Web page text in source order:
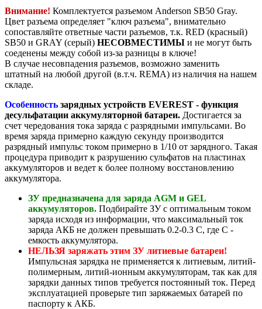
Внимание! Комплектуется разъемом Anderson SB50 Gray.
Цвет разъема определяет "ключ разъема", внимательно
сопоставляйте ответные части разъемов, т.к. RED (красный)
SB50 и GRAY (серый) НЕСОВМЕСТИМЫ и не могут быть
соеденены между собой из-за разницы в ключе!
В случае несовпадения разъемов, возможно заменить
штатный на любой другой (в.т.ч. REMA) из наличия на нашем
складе.
Особенность зарядных устройств EVEREST - функция
десульфатации аккумуляторной батареи. Достигается за
счет чередования тока заряда с разрядными импульсами. Во
время заряда примерно каждую секунду производится
разрядный импульс током примерно в 1/10 от зарядного. Такая
процедура приводит к разрушению сульфатов на пластинах
аккумуляторов и ведет к более полному восстановлению
аккумулятора.
ЗУ предназначена для заряда AGM и GEL
аккумуляторов. Подбирайте ЗУ с оптимальным током
заряда исходя из информации, что максимальный ток
заряда АКБ не должен превышать 0.2-0.3 С, где С -
емкость аккумулятора.
НЕЛЬЗЯ заряжать этим ЗУ литиевые батареи!
Импульсная зарядка не применяется к литиевым, литий-
полимерным, литий-ионным аккумуляторам, так как для
зарядки данных типов требуется постоянный ток. Перед
эксплуатацией проверьте тип заряжаемых батарей по
паспорту к АКБ.